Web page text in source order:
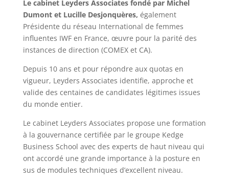
Le cabinet Leyders Associates fondé par Michel
Dumont et Lucille Desjonquères, également
Présidente du réseau International de femmes
influentes IWF en France, œuvre pour la parité des
instances de direction (COMEX et CA).
Depuis 10 ans et pour répondre aux quotas en
vigueur, Leyders Associates identifie, approche et
valide des centaines de candidates légitimes issues
du monde entier.
Le cabinet Leyders Associates propose une formation
à la gouvernance certifiée par le groupe Kedge
Business School avec des experts de haut niveau qui
ont accordé une grande importance à la posture en
sus de modules techniques d’excellent niveau.